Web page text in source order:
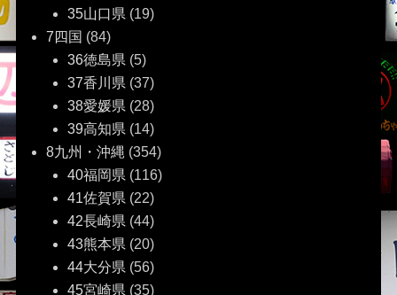
35山口県 (19)
7四国 (84)
36徳島県 (5)
37香川県 (37)
38愛媛県 (28)
39高知県 (14)
8九州・沖縄 (354)
40福岡県 (116)
41佐賀県 (22)
42長崎県 (44)
43熊本県 (20)
44大分県 (56)
45宮崎県 (35)